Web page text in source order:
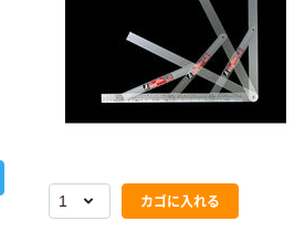
カゴに入れる
トフィルム A4
100μ（ミクロン）
本気プライス
100％ 200枚
FSC認証 シング
本気プライス